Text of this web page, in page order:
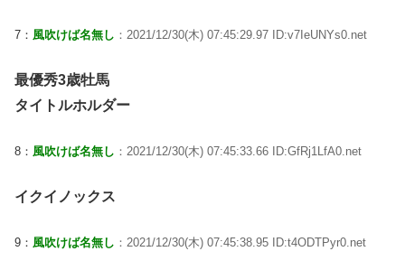
7： 風吹けば名無し ：2021/12/30(木) 07:45:29.97 ID:v7IeUNYs0.net
最優秀3歳牡馬
タイトルホルダー
8： 風吹けば名無し ：2021/12/30(木) 07:45:33.66 ID:GfRj1LfA0.net
イクイノックス
9： 風吹けば名無し ：2021/12/30(木) 07:45:38.95 ID:t4ODTPyr0.net